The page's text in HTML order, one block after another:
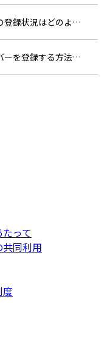
に確認すればよいですか？
る方法はありますか？
って
同利用